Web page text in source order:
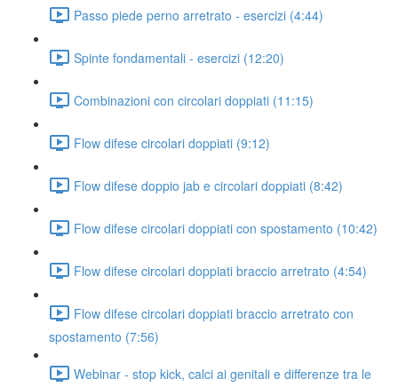
Passo piede perno arretrato - esercizi (4:44)
Spinte fondamentali - esercizi (12:20)
Combinazioni con circolari doppiati (11:15)
Flow difese circolari doppiati (9:12)
Flow difese doppio jab e circolari doppiati (8:42)
Flow difese circolari doppiati con spostamento (10:42)
Flow difese circolari doppiati braccio arretrato (4:54)
Flow difese circolari doppiati braccio arretrato con
spostamento (7:56)
Webinar - stop kick, calci ai genitali e differenze tra le